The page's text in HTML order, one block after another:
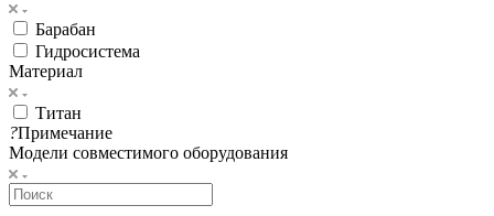
Барабан
Гидросистема
Материал
Титан
?Примечание
Модели совместимого оборудования